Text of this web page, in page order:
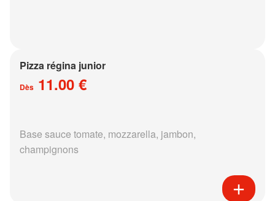
Pizza régina junior
Dès 11.00 €
Base sauce tomate, mozzarella, jambon,
champignons